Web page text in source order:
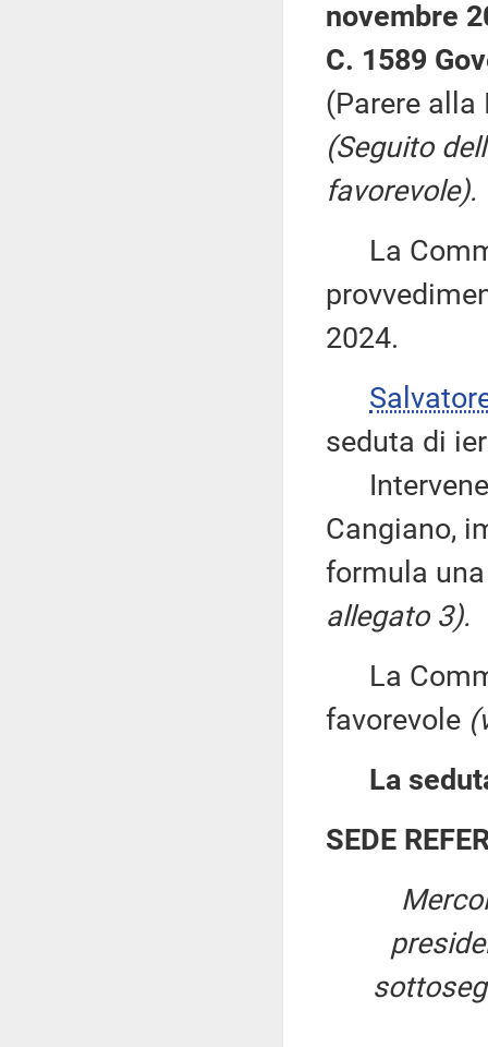
novembre
C. 1589
(Parere alla
(Seguito
favorevole).
La
2024.
seduta di
Cangiano,
formula
allegato 3).
La
favorevole
La
SEDE